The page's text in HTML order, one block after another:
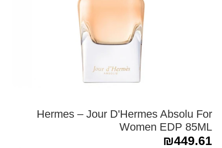
Hermes – Jour D'Hermes Absolu For
Women EDP 85ML
₪449.61